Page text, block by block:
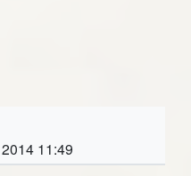
11:49